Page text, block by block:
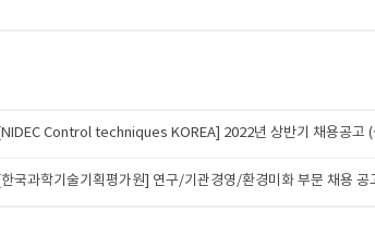
[NIDEC Control techniques KOREA] 2022년 상반기 채용공고
[한국과학기술기획평가원] 연구/기관경영/환경미화 부문 채용